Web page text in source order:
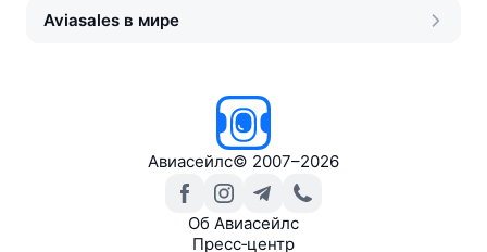
Aviasales в мире
Авиасейлс© 2007–2026
Об Авиасейлс
Пресс‑центр